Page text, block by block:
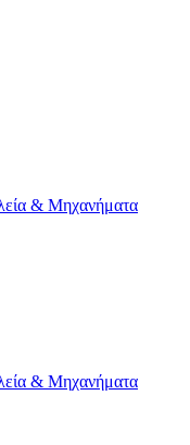
& Μηχανήματα
& Μηχανήματα